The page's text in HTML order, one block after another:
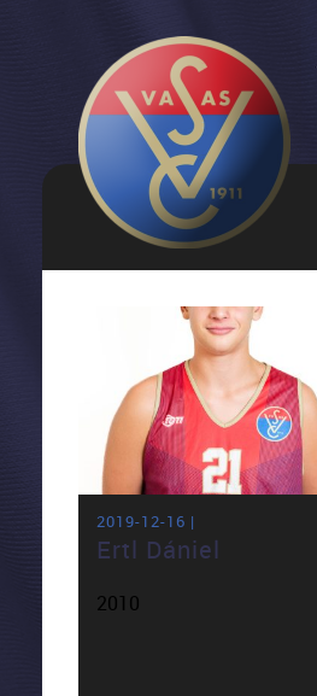
2019-12-16 |
Ertl Dániel
2010